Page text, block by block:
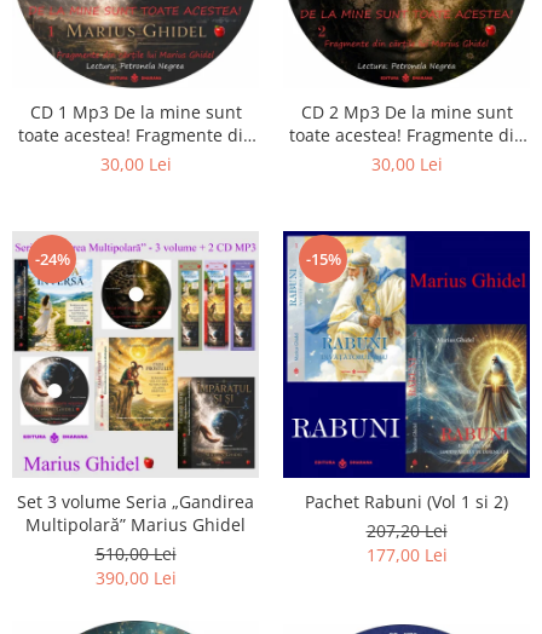
CD 1 Mp3 De la mine sunt
toate acestea! Fragmente din
cărțile lui Marius Ghidel
30,00 Lei
CD 2 Mp3 De la mine sunt
toate acestea! Fragmente din
cărțile lui Marius Ghidel
30,00 Lei
-24%
Set 3 volume Seria „Gandirea
Multipolară” Marius Ghidel
510,00 Lei
390,00 Lei
-15%
Pachet Rabuni (Vol 1 si 2)
207,20 Lei
177,00 Lei